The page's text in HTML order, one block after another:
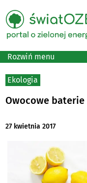
Rozwiń menu
Ekologia
Owocowe baterie
27 kwietnia 2017